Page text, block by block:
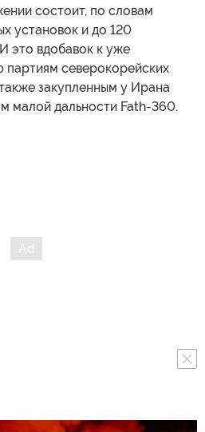
состоит, по словам
установок и до 120
это вдобавок к уже
северокорейских
закупленным у Ирана
малой дальности Fath-360.